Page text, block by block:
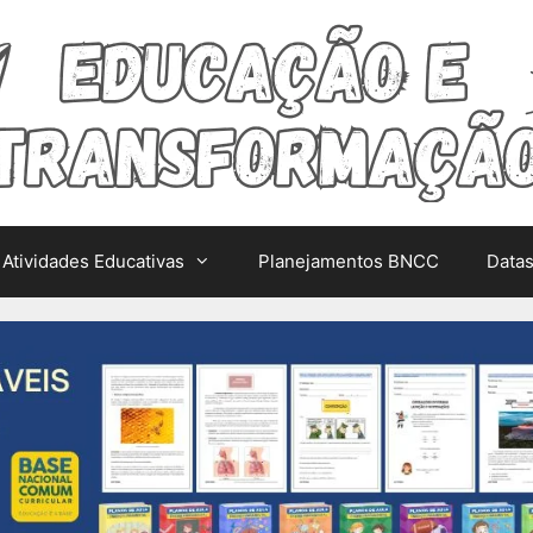
Atividades Educativas Planejamentos BNCC